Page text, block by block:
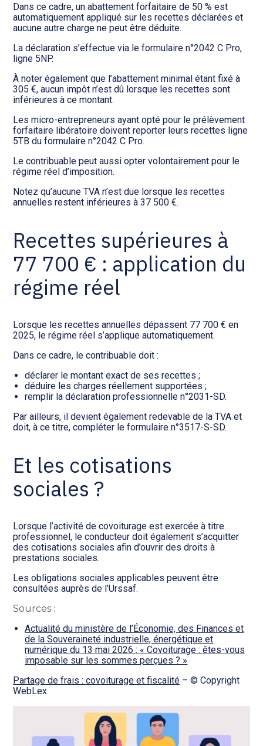
Dans ce cadre, un abattement forfaitaire de 50 % est
automatiquement appliqué sur les recettes déclarées et
aucune autre charge ne peut être déduite.
La déclaration s’effectue via le formulaire n°2042 C Pro,
ligne 5NP.
À noter également que l’abattement minimal étant fixé à
305 €, aucun impôt n’est dû lorsque les recettes sont
inférieures à ce montant.
Les micro-entrepreneurs ayant opté pour le prélèvement
forfaitaire libératoire doivent reporter leurs recettes ligne
5TB du formulaire n°2042 C Pro.
Le contribuable peut aussi opter volontairement pour le
régime réel d’imposition.
Notez qu’aucune TVA n’est due lorsque les recettes
annuelles restent inférieures à 37 500 €.
Recettes supérieures à
77 700 € : application du
régime réel
Lorsque les recettes annuelles dépassent 77 700 € en
2025, le régime réel s’applique automatiquement.
Dans ce cadre, le contribuable doit :
déclarer le montant exact de ses recettes ;
déduire les charges réellement supportées ;
remplir la déclaration professionnelle n°2031-SD.
Par ailleurs, il devient également redevable de la TVA et
doit, à ce titre, compléter le formulaire n°3517-S-SD.
Et les cotisations
sociales ?
Lorsque l’activité de covoiturage est exercée à titre
professionnel, le conducteur doit également s’acquitter
des cotisations sociales afin d’ouvrir des droits à
prestations sociales.
Les obligations sociales applicables peuvent être
consultées auprès de l’Urssaf.
Sources :
Actualité du ministère de l’Économie, des Finances et
de la Souveraineté industrielle, énergétique et
numérique du 13 mai 2026 : « Covoiturage : êtes-vous
imposable sur les sommes perçues ? »
Partage de frais : covoiturage et fiscalité – © Copyright
WebLex